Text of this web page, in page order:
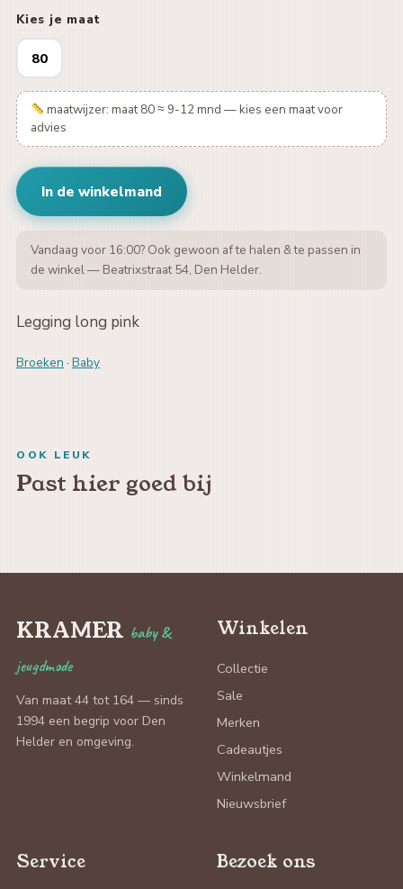
Kies je maat
80
maatwijzer: maat 80 ≈ 9-12 mnd — kies een maat voor
advies
In de winkelmand
Vandaag voor 16:00? Ook gewoon af te halen & te passen in
de winkel — Beatrixstraat 54, Den Helder.
Legging long pink
Broeken · Baby
OOK LEUK
Past hier goed bij
KRAMER baby &
jeugdmode
Van maat 44 tot 164 — sinds
1994 een begrip voor Den
Helder en omgeving.
Winkelen
Collectie
Sale
Merken
Cadeautjes
Winkelmand
Nieuwsbrief
Service Bezoek ons